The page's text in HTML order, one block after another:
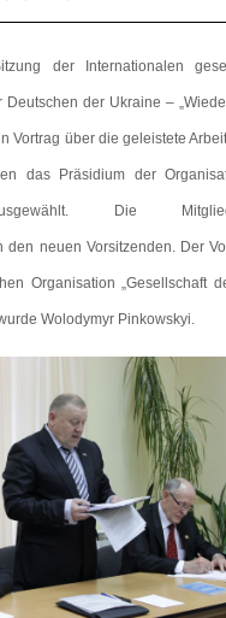
der Internationalen
der Ukraine –
Vortrag über die geleistete
das Präsidium der
ausgewählt. Die
den neuen Vorsitzenden. Der
Organisation „Gesellschaft
Wolodymyr Pinkowskyi.